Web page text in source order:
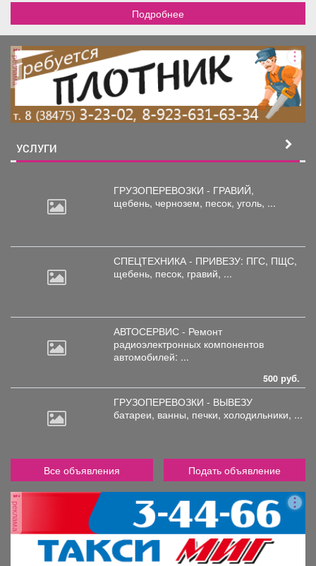
Подробнее
реклама
УСЛУГИ
ГРУЗОПЕРЕВОЗКИ - ГРАВИЙ,
щебень, чернозем, песок, уголь, ...
СПЕЦТЕХНИКА - ПРИВЕЗУ: ПГС, ПЩС,
щебень, песок, гравий, ...
АВТОСЕРВИС - Ремонт
радиоэлектронных компонентов
автомобилей: ...
500 руб.
ГРУЗОПЕРЕВОЗКИ - ВЫВЕЗУ
батареи, ванны, печки, холодильники, ...
Все объявления Подать объявление
реклама